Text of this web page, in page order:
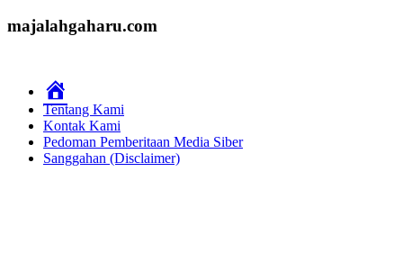
majalahgaharu.com
Tentang Kami
Kontak Kami
Pedoman Pemberitaan Media Siber
Sanggahan (Disclaimer)